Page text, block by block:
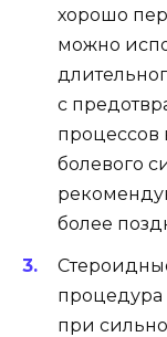
хорошо
можно
с
болевого
более
процедура
при